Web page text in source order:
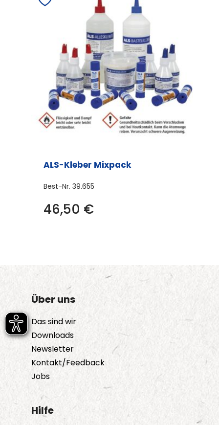
ALS-Kleber Mixpack
Best-Nr. 39.655
46,50 €
Über uns
Das sind wir
Downloads
Newsletter
Kontakt/Feedback
Jobs
Hilfe